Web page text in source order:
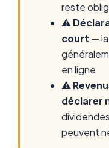
reste
⚠️
court —
en ligne
⚠️
déclarer
peuvent